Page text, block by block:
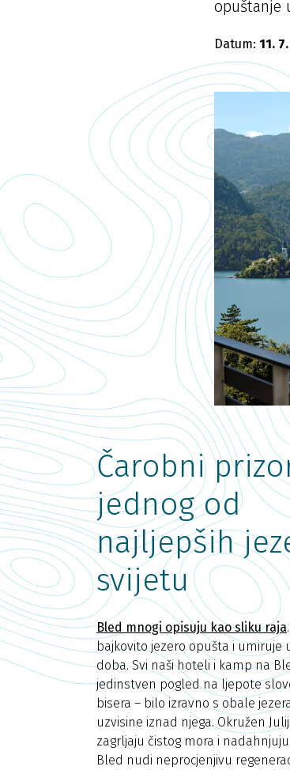
opuštanje
Datum: 11.
Čarobni
jednog od
najljepših
svijetu
Bled mnogi opisuju kao sliku raja
bajkovito jezero opušta i umiruje
doba. Svi naši hoteli i kamp na
jedinstven pogled na ljepote
bisera – bilo izravno s obale
uzvisine iznad njega. Okružen
zagrljaju čistog mora i
Bled nudi neprocjenjivu